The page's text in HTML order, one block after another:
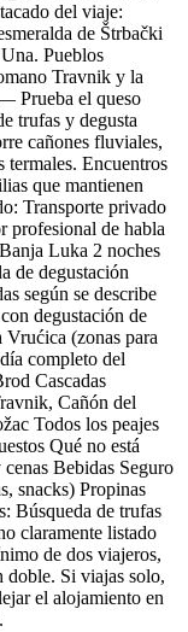
del viaje:
de Štrbački
Pueblos
Travnik y la
Prueba el queso
trufas y degusta
cañones fluviales,
termales. Encuentros
que mantienen
Transporte privado
profesional de habla
Luka 2 noches
de degustación
según se describe
degustación de
Vrućica (zonas para
completo del
Cascadas
Cañón del
Todos los peajes
Qué no está
Bebidas Seguro
snacks) Propinas
Búsqueda de trufas
claramente listado
de dos viajeros,
doble. Si viajas solo,
el alojamiento en